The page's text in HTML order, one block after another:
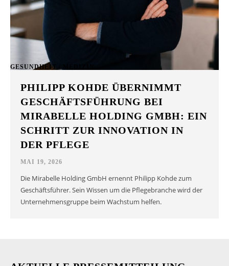
GESUNDHEIT / MEDIZIN
PHILIPP KOHDE ÜBERNIMMT
GESCHÄFTSFÜHRUNG BEI
MIRABELLE HOLDING GMBH: EIN
SCHRITT ZUR INNOVATION IN
DER PFLEGE
MAI 19, 2026
Die Mirabelle Holding GmbH ernennt Philipp Kohde zum
Geschäftsführer. Sein Wissen um die Pflegebranche wird der
Unternehmensgruppe beim Wachstum helfen.